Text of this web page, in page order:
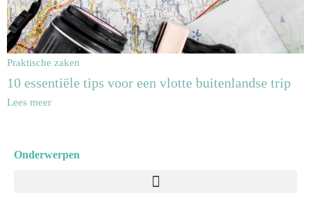
Praktische zaken
10 essentiële tips voor een vlotte buitenlandse trip
Lees meer
Onderwerpen
Menu